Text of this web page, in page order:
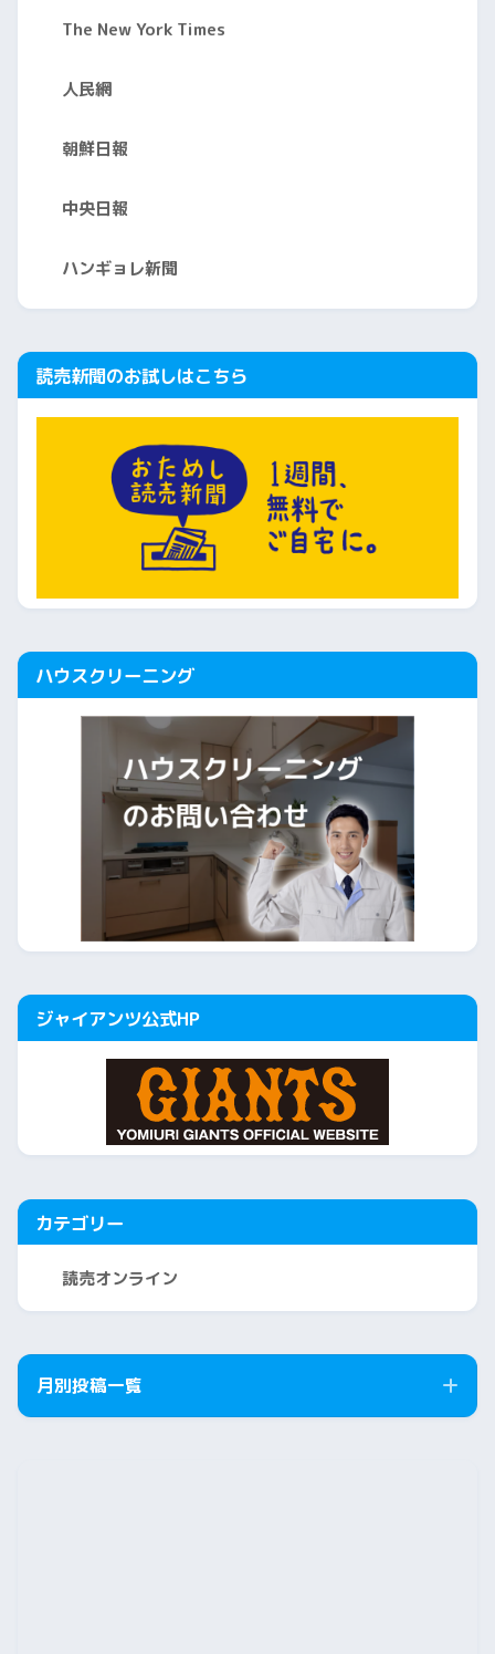
The New York Times
人民網
朝鮮日報
中央日報
ハンギョレ新聞
読売新聞のお試しはこちら
ハウスクリーニング
ジャイアンツ公式HP
カテゴリー
読売オンライン
月別投稿一覧